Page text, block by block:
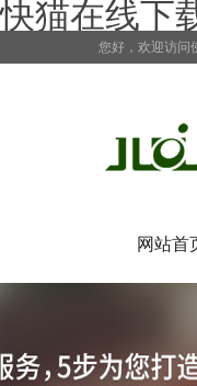
快猫在线下
您好，欢迎
网站首